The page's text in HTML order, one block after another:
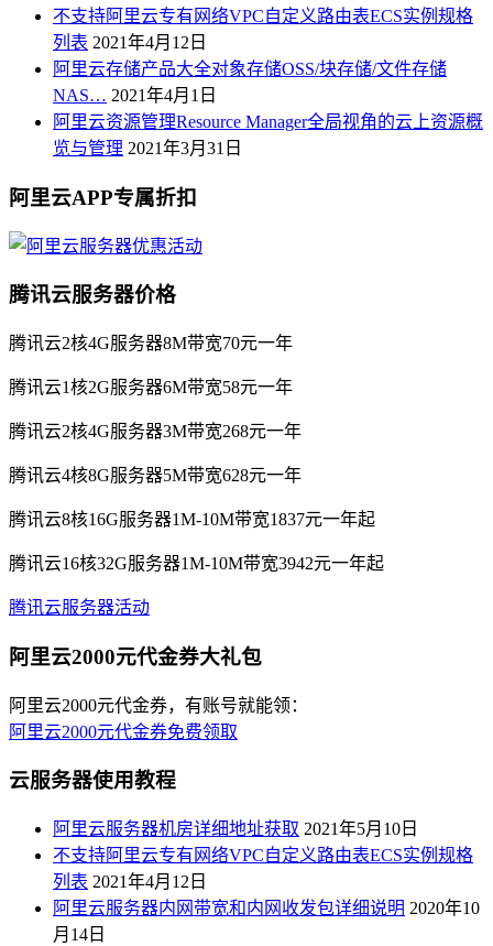
不支持阿里云专有网络VPC自定义路由表ECS实例规格
列表 2021年4月12日
阿里云存储产品大全对象存储OSS/块存储/文件存储
NAS… 2021年4月1日
阿里云资源管理Resource Manager全局视角的云上资源概
览与管理 2021年3月31日
阿里云APP专属折扣
腾讯云服务器价格
腾讯云2核4G服务器8M带宽70元一年
腾讯云1核2G服务器6M带宽58元一年
腾讯云2核4G服务器3M带宽268元一年
腾讯云4核8G服务器5M带宽628元一年
腾讯云8核16G服务器1M-10M带宽1837元一年起
腾讯云16核32G服务器1M-10M带宽3942元一年起
腾讯云服务器活动
阿里云2000元代金券大礼包
阿里云2000元代金券，有账号就能领：
阿里云2000元代金券免费领取
云服务器使用教程
阿里云服务器机房详细地址获取 2021年5月10日
不支持阿里云专有网络VPC自定义路由表ECS实例规格
列表 2021年4月12日
阿里云服务器内网带宽和内网收发包详细说明 2020年10
月14日